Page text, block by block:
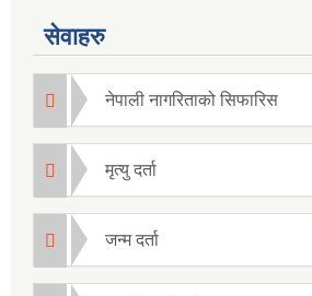
सेवाहरु
नेपाली नागरिताको सिफारिस
मृत्यु दर्ता
जन्म दर्ता